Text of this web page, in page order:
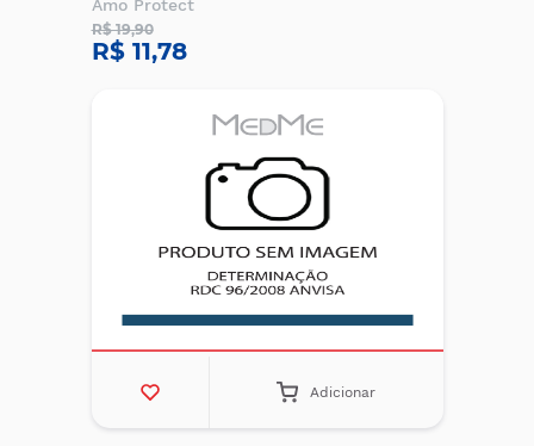
Amo Protect
R$ 19,90
R$ 11,78
Adicionar